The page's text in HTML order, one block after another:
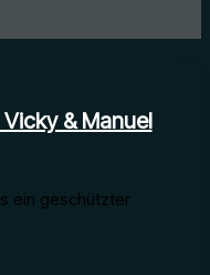
& Manuel
ein geschützter